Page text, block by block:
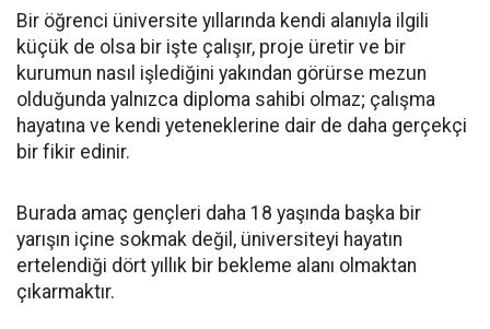
Bir öğrenci üniversite yıllarında kendi alanıyla ilgili
küçük de olsa bir işte çalışır, proje üretir ve bir
kurumun nasıl işlediğini yakından görürse mezun
olduğunda yalnızca diploma sahibi olmaz; çalışma
hayatına ve kendi yeteneklerine dair de daha gerçekçi
bir fikir edinir.
Burada amaç gençleri daha 18 yaşında başka bir
yarışın içine sokmak değil, üniversiteyi hayatın
ertelendiği dört yıllık bir bekleme alanı olmaktan
çıkarmaktır.